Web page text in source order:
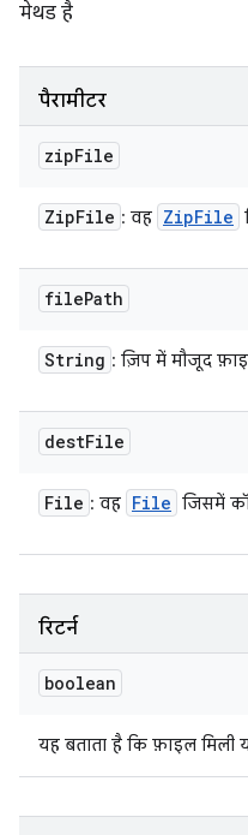
मेथड है
पैरामीटर
zipFile
ZipFile : वह ZipFile
filePath
String : ज़िप में मौजूद
destFile
File : वह File जिसमें
रिटर्न
boolean
यह बताता है कि फ़ाइल मिली